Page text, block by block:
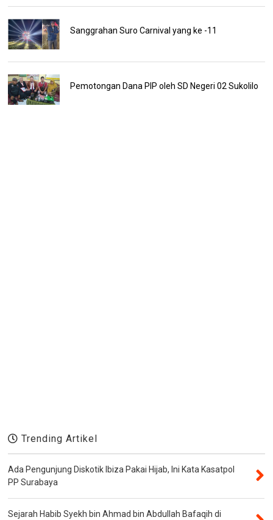
Sanggrahan Suro Carnival yang ke -11
Pemotongan Dana PIP oleh SD Negeri 02 Sukolilo
Trending Artikel
Ada Pengunjung Diskotik Ibiza Pakai Hijab, Ini Kata Kasatpol
PP Surabaya
Sejarah Habib Syekh bin Ahmad bin Abdullah Bafaqih di